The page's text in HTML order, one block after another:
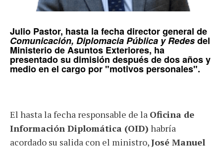
Julio Pastor, hasta la fecha director general de
Comunicación, Diplomacia Pública y Redesdel
Ministerio de Asuntos Exteriores, ha
presentado su dimisión después de dos años y
medio en el cargo por "motivos personales".
El hasta la fecha responsable de la Oficina de
Información Diplomática (OID) habría
acordado su salida con el ministro,José Manuel